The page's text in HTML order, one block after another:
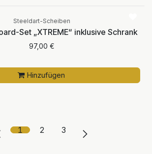
Steeldart-Scheiben
Set „XTREME“ inklusive Schrank
97,00 €
Hinzufügen
1 2 3